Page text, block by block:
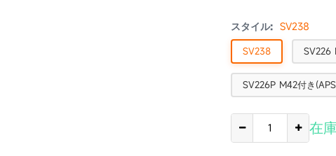
スタイル: SV238
SV238 SV226
SV226P M42付き
在